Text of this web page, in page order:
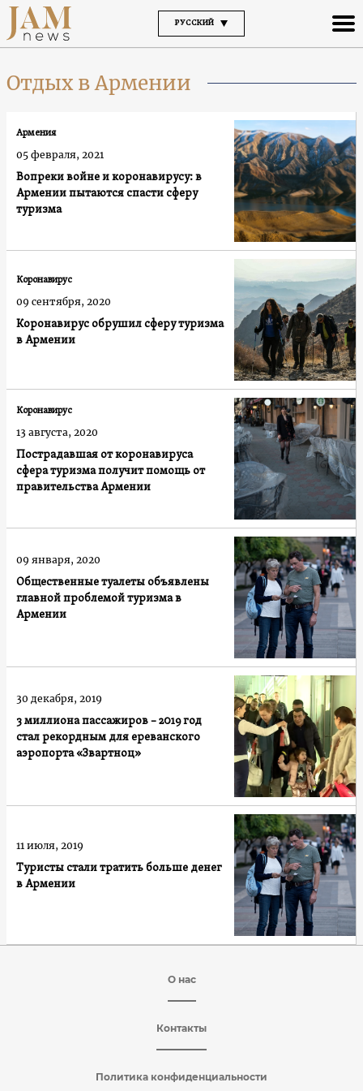
РУССКИЙ
Отдых в Армении
Вопреки войне и коронавирусу: в
Армении пытаются спасти сферу
туризма
Армения
05 февраля, 2021
Коронавирус обрушил сферу туризма
в Армении
Коронавирус
09 сентября, 2020
Пострадавшая от коронавируса
сфера туризма получит помощь от
правительства Армении
Коронавирус
13 августа, 2020
Общественные туалеты объявлены
главной проблемой туризма в
Армении
09 января, 2020
3 миллиона пассажиров – 2019 год
стал рекордным для ереванского
аэропорта «Звартноц»
30 декабря, 2019
Туристы стали тратить больше денег
в Армении
11 июля, 2019
О нас
Контакты
Политика конфиденциальности